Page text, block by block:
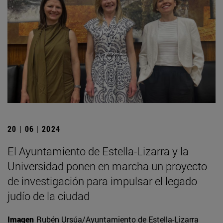
20 | 06 | 2024
El Ayuntamiento de Estella-Lizarra y la
Universidad ponen en marcha un proyecto
de investigación para impulsar el legado
judío de la ciudad
Imagen Rubén Ursúa/Ayuntamiento de Estella-Lizarra